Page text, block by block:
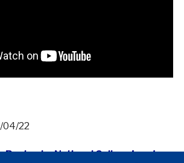
04/22
Raphael », National Gallery, Londres,